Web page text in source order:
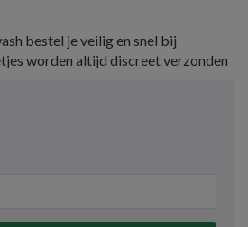
bestel je veilig en snel bij
worden altijd discreet verzonden